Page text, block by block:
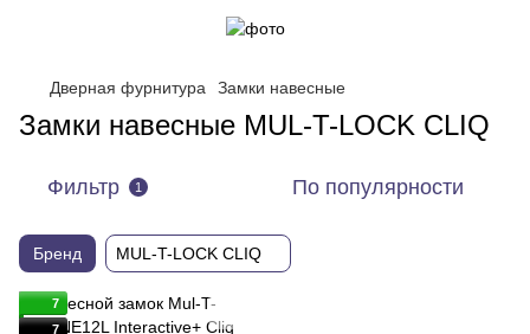
Дверная фурнитура Замки навесные
Замки навесные MUL-T-LOCK CLIQ
Фильтр 1 По популярности
Бренд MUL-T-LOCK CLIQ
7
7